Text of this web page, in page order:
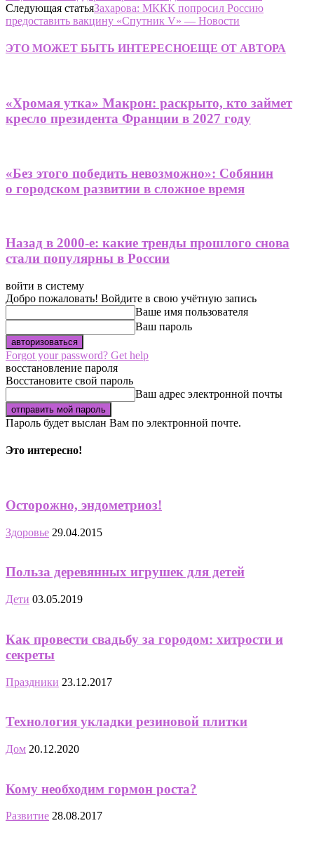
Следующая статьяЗахарова: МККК попросил Россию
предоставить вакцину «Спутник V» — Новости
ЭТО МОЖЕТ БЫТЬ ИНТЕРЕСНОЕЩЕ ОТ АВТОРА
«Хромая утка» Макрон: раскрыто, кто займет
кресло президента Франции в 2027 году
«Без этого победить невозможно»: Собянин
о городском развитии в сложное время
Назад в 2000-е: какие тренды прошлого снова
стали популярны в России
войти в систему
Добро пожаловать! Войдите в свою учётную запись
Ваше имя пользователя
Ваш пароль
Forgot your password? Get help
восстановление пароля
Восстановите свой пароль
Ваш адрес электронной почты
Пароль будет выслан Вам по электронной почте.
Это интересно!
Осторожно, эндометриоз!
Здоровье 29.04.2015
Польза деревянных игрушек для детей
Дети 03.05.2019
Как провести свадьбу за городом: хитрости и
секреты
Праздники 23.12.2017
Технология укладки резиновой плитки
Дом 20.12.2020
Кому необходим гормон роста?
Развитие 28.08.2017